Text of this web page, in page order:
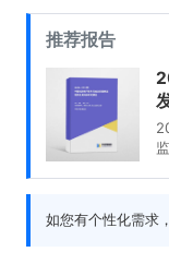
推荐报告
如您有个性化需求